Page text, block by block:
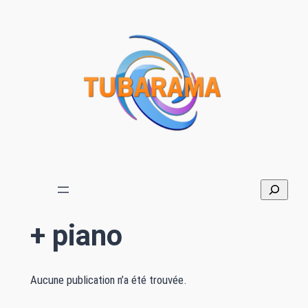
+ piano
Aucune publication n’a été trouvée.